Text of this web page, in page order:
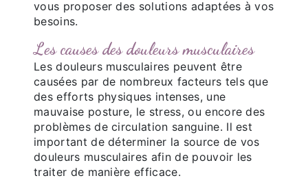
vous proposer des solutions adaptées à vos
besoins.
Les causes des douleurs musculaires
Les douleurs musculaires peuvent être
causées par de nombreux facteurs tels que
des efforts physiques intenses, une
mauvaise posture, le stress, ou encore des
problèmes de circulation sanguine. Il est
important de déterminer la source de vos
douleurs musculaires afin de pouvoir les
traiter de manière efficace.